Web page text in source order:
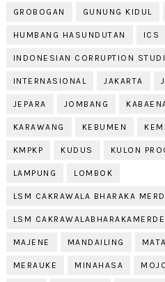
GROBOGAN GUNUNG KIDUL
HUMBANG HASUNDUTAN ICS
INDONESIAN CORRUPTION
INTERNASIONAL JAKARTA
JEPARA JOMBANG
KARAWANG KEBUMEN
KMPKP KUDUS KULON
LAMPUNG LOMBOK
LSM CAKRAWALA BHARAKA
LSM
MAJENE MANDAILING
MERAUKE MINAHASA